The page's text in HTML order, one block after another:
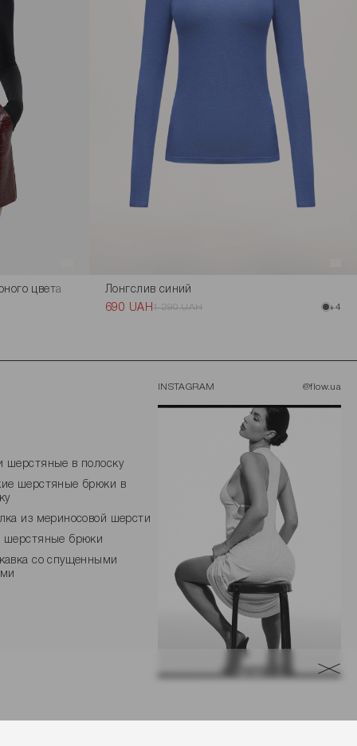
цвета
Лонгслив синий
690 UAH1 290 UAH +4
шерстяные в полоску
шерстяные брюки в
из мериносовой шерсти
шерстяные брюки
со спущенными
INSTAGRAM @flow.ua